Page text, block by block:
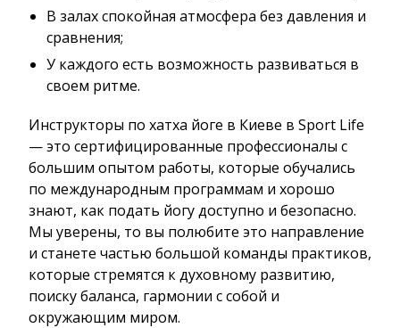
В залах спокойная атмосфера без давления и
сравнения;
У каждого есть возможность развиваться в
своем ритме.
Инструкторы по хатха йоге в Киеве в Sport Life
— это сертифицированные профессионалы с
большим опытом работы, которые обучались
по международным программам и хорошо
знают, как подать йогу доступно и безопасно.
Мы уверены, то вы полюбите это направление
и станете частью большой команды практиков,
которые стремятся к духовному развитию,
поиску баланса, гармонии с собой и
окружающим миром.